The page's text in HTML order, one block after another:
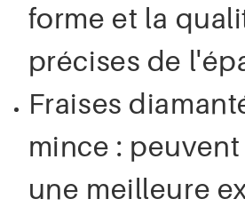
forme et la
précises de
Fraises
mince :
une meilleure